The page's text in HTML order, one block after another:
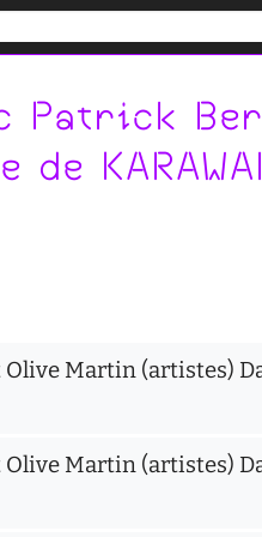
Patrick
Martin (artistes)
Martin (artistes)